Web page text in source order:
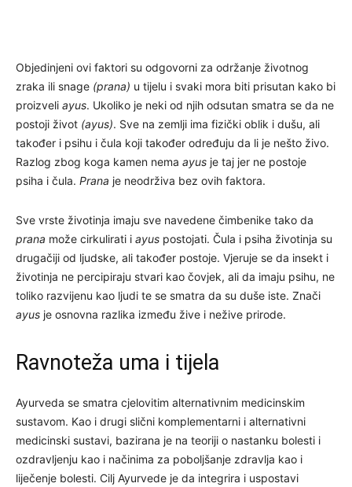
Objedinjeni ovi faktori su odgovorni za održanje životnog
zraka ili snage (prana) u tijelu i svaki mora biti prisutan kako bi
proizveli ayus. Ukoliko je neki od njih odsutan smatra se da ne
postoji život (ayus). Sve na zemlji ima fizički oblik i dušu, ali
također i psihu i čula koji također određuju da li je nešto živo.
Razlog zbog koga kamen nema ayus je taj jer ne postoje
psiha i čula. Prana je neodrživa bez ovih faktora.
Sve vrste životinja imaju sve navedene čimbenike tako da
prana može cirkulirati i ayus postojati. Čula i psiha životinja su
drugačiji od ljudske, ali također postoje. Vjeruje se da insekt i
životinja ne percipiraju stvari kao čovjek, ali da imaju psihu, ne
toliko razvijenu kao ljudi te se smatra da su duše iste. Znači
ayus je osnovna razlika između žive i nežive prirode.
Ravnoteža uma i tijela
Ayurveda se smatra cjelovitim alternativnim medicinskim
sustavom. Kao i drugi slični komplementarni i alternativni
medicinski sustavi, bazirana je na teoriji o nastanku bolesti i
ozdravljenju kao i načinima za poboljšanje zdravlja kao i
liječenje bolesti. Cilj Ayurvede je da integrira i uspostavi